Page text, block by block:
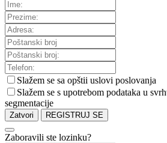
Slažem se sa opštii uslovi poslovanja
Slažem se s upotrebom podataka u
segmentacije
Zatvori REGISTRUJ SE
Zaboravili ste lozinku?